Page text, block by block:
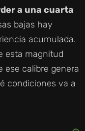
a una cuarta
bajas hay
acumulada.
esta magnitud
ese calibre genera
condiciones va a